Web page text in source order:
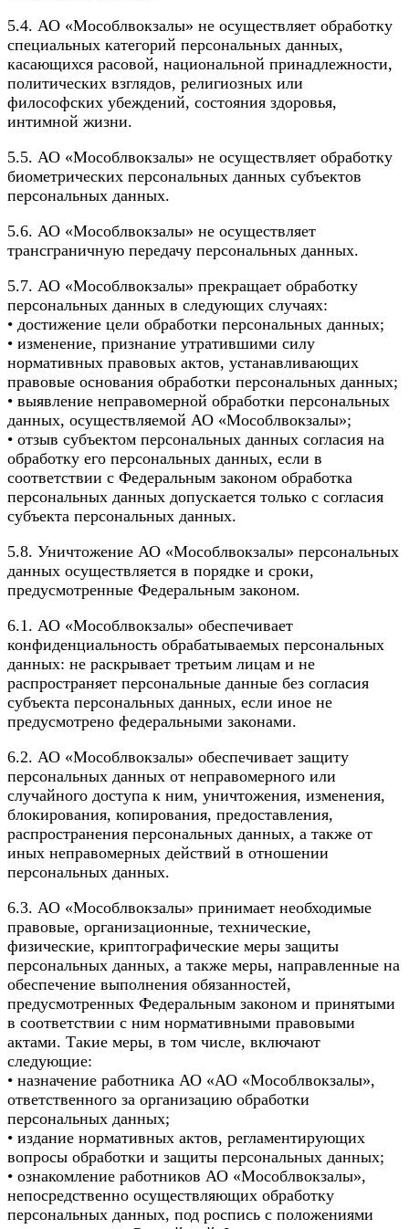
5.4. АО «Мособлвокзалы» не осуществляет обработку
специальных категорий персональных данных,
касающихся расовой, национальной принадлежности,
политических взглядов, религиозных или
философских убеждений, состояния здоровья,
интимной жизни.
5.5. АО «Мособлвокзалы» не осуществляет обработку
биометрических персональных данных субъектов
персональных данных.
5.6. АО «Мособлвокзалы» не осуществляет
трансграничную передачу персональных данных.
5.7. АО «Мособлвокзалы» прекращает обработку
персональных данных в следующих случаях:
• достижение цели обработки персональных данных;
• изменение, признание утратившими силу
нормативных правовых актов, устанавливающих
правовые основания обработки персональных данных;
• выявление неправомерной обработки персональных
данных, осуществляемой АО «Мособлвокзалы»;
• отзыв субъектом персональных данных согласия на
обработку его персональных данных, если в
соответствии с Федеральным законом обработка
персональных данных допускается только с согласия
субъекта персональных данных.
5.8. Уничтожение АО «Мособлвокзалы» персональных
данных осуществляется в порядке и сроки,
предусмотренные Федеральным законом.
6.1. АО «Мособлвокзалы» обеспечивает
конфиденциальность обрабатываемых персональных
данных: не раскрывает третьим лицам и не
распространяет персональные данные без согласия
субъекта персональных данных, если иное не
предусмотрено федеральными законами.
6.2. АО «Мособлвокзалы» обеспечивает защиту
персональных данных от неправомерного или
случайного доступа к ним, уничтожения, изменения,
блокирования, копирования, предоставления,
распространения персональных данных, а также от
иных неправомерных действий в отношении
персональных данных.
6.3. АО «Мособлвокзалы» принимает необходимые
правовые, организационные, технические,
физические, криптографические меры защиты
персональных данных, а также меры, направленные на
обеспечение выполнения обязанностей,
предусмотренных Федеральным законом и принятыми
в соответствии с ним нормативными правовыми
актами. Такие меры, в том числе, включают
следующие:
• назначение работника АО «АО «Мособлвокзалы»,
ответственного за организацию обработки
персональных данных;
• издание нормативных актов, регламентирующих
вопросы обработки и защиты персональных данных;
• ознакомление работников АО «Мособлвокзалы»,
непосредственно осуществляющих обработку
персональных данных, под роспись с положениями